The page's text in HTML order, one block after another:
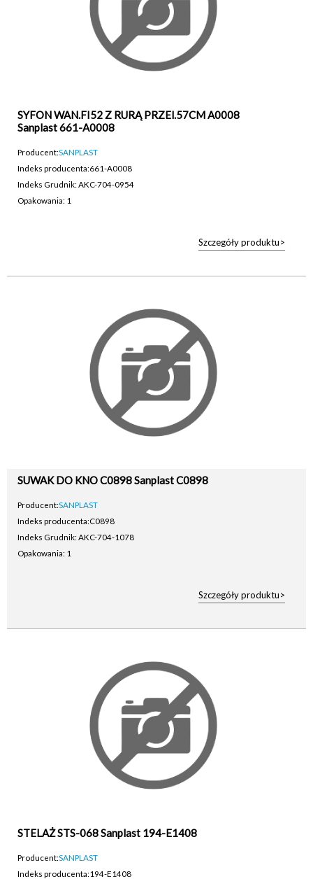
SYFON WAN.FI52 Z RURĄ PRZEl.57CM A0008
Sanplast 661-A0008
Producent:SANPLAST
Indeks producenta:661-A0008
Indeks Grudnik: AKC-704-0954
Opakowania: 1
Szczegóły produktu>
SUWAK DO KNO C0898 Sanplast C0898
Producent:SANPLAST
Indeks producenta:C0898
Indeks Grudnik: AKC-704-1078
Opakowania: 1
Szczegóły produktu>
STELAŻ STS-068 Sanplast 194-E1408
Producent:SANPLAST
Indeks producenta:194-E1408